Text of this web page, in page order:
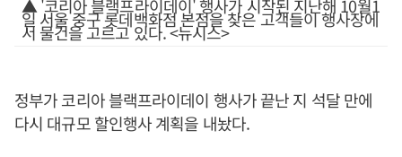
▲ '코리아 블랙프라이데이' 행사가 시작된 지난해 10월1
일 서울 중구 롯데백화점 본점을 찾은 고객들이 행사장에
서 물건을 고르고 있다. <뉴시스>
정부가 코리아 블랙프라이데이 행사가 끝난 지 석달 만에
다시 대규모 할인행사 계획을 내놨다.